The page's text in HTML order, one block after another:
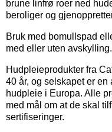
brune linfrø roer ned
beroliger og
Bruk med bomullspad
med eller uten avskylling.
Hudpleieprodukter fra
40 år, og selskapet er
hudpleie i Europa. Alle
med mål om at de skal
sertifiseringer.